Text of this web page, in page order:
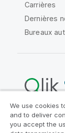
Carrières
Dernières
Bureaux
Contrats
Conditions
We use cookies
and to deliver
you accept the